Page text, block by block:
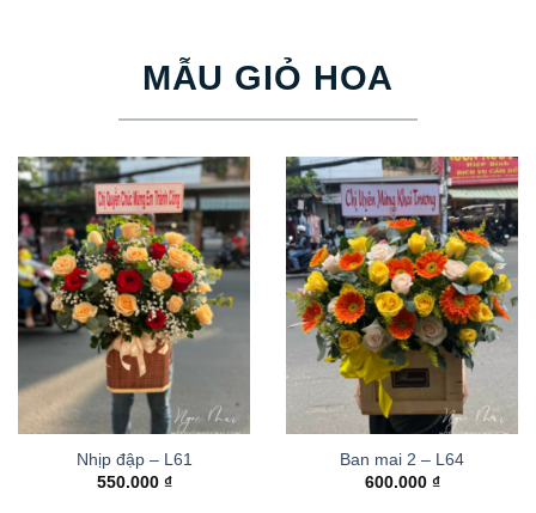
MẪU GIỎ HOA
Nhịp đập – L61
550.000 ₫
Ban mai 2 – L64
600.000 ₫